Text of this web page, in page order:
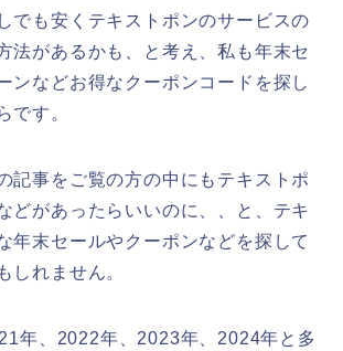
でも安くテキストポンのサービスの
法があるかも、と考え、私も年末セ
ンなどお得なクーポンコードを探し
です。
記事をご覧の方の中にもテキストポ
どがあったらいいのに、、と、テキ
年末セールやクーポンなどを探して
しれません。
年、2022年、2023年、2024年と多